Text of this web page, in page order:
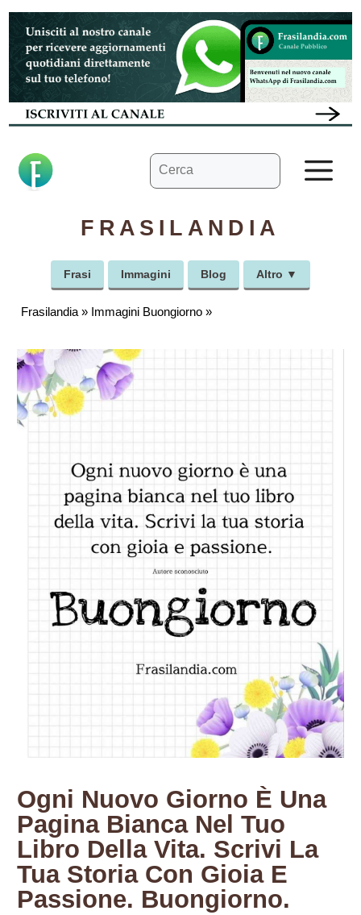
Vai
contenuto
Ricerca
per:
FRASILANDIA
Frasi Immagini Blog Altro ▼
Frasilandia » Immagini Buongiorno »
Ogni Nuovo Giorno È Una
Pagina Bianca Nel Tuo
Libro Della Vita. Scrivi La
Tua Storia Con Gioia E
Passione. Buongiorno.